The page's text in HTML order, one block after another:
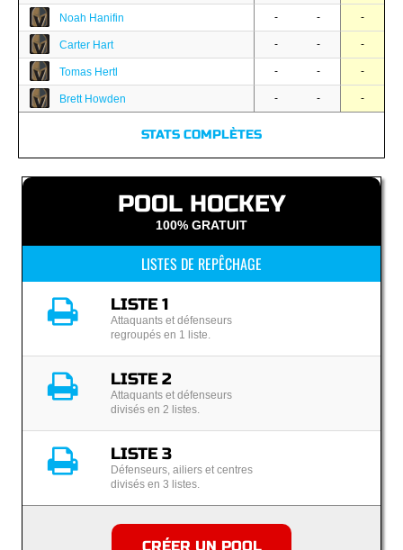
Noah Hanifin - - -
Carter Hart - - -
Tomas Hertl - - -
Brett Howden - - -
STATS COMPLÈTES
POOL HOCKEY
100% GRATUIT
LISTES DE REPÊCHAGE
LISTE 1
Attaquants et défenseurs
regroupés en 1 liste.
LISTE 2
Attaquants et défenseurs
divisés en 2 listes.
LISTE 3
Défenseurs, ailiers et centres
divisés en 3 listes.
CRÉER UN POOL